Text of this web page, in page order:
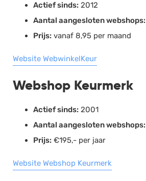
Actief sinds: 2012
Aantal aangesloten webshops:
Prijs: vanaf 8,95 per maand
Website WebwinkelKeur
Webshop Keurmerk
Actief sinds: 2001
Aantal aangesloten webshops:
Prijs: €195,- per jaar
Website Webshop Keurmerk